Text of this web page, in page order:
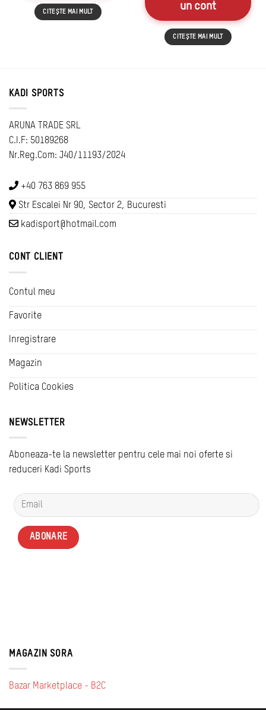
CITEȘTE MAI MULT
un cont
CITEȘTE MAI MULT
KADI SPORTS
ARUNA TRADE SRL
C.I.F: 50189268
Nr.Reg.Com: J40/11193/2024
+40 763 869 955
Str Escalei Nr 90, Sector 2, Bucuresti
kadisport@hotmail.com
CONT CLIENT
Contul meu
Favorite
Inregistrare
Magazin
Politica Cookies
NEWSLETTER
Aboneaza-te la newsletter pentru cele mai noi oferte si
reduceri Kadi Sports
MAGAZIN SORA
Bazar Marketplace - B2C